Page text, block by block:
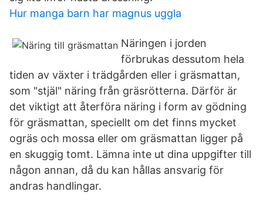
Hur manga barn har magnus uggla
Näringen i jorden
förbrukas dessutom hela
tiden av växter i trädgården eller i gräsmattan,
som "stjäl" näring från gräsrötterna. Därför är
det viktigt att återföra näring i form av gödning
för gräsmattan, speciellt om det finns mycket
ogräs och mossa eller om gräsmattan ligger på
en skuggig tomt. Lämna inte ut dina uppgifter till
någon annan, då du kan hållas ansvarig för
andras handlingar.